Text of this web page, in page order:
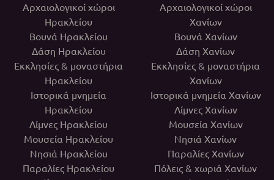
Αρχαιολογικοί χώροι
Ηρακλείου
Βουνά Ηρακλείου
Δάση Ηρακλείου
Εκκλησίες & μοναστήρια
Ηρακλείου
Ιστορικά μνημεία
Ηρακλείου
Λίμνες Ηρακλείου
Μουσεία Ηρακλείου
Νησιά Ηρακλείου
Παραλίες Ηρακλείου
Αρχαιολογικοί χώροι
Χανίων
Βουνά Χανίων
Δάση Χανίων
Εκκλησίες & μοναστήρια
Χανίων
Ιστορικά μνημεία Χανίων
Λίμνες Χανίων
Μουσεία Χανίων
Νησιά Χανίων
Παραλίες Χανίων
Πόλεις & χωριά Χανίων